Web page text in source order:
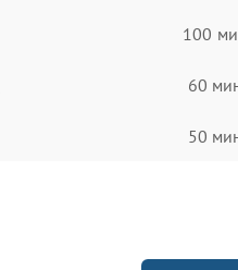
100
60
50